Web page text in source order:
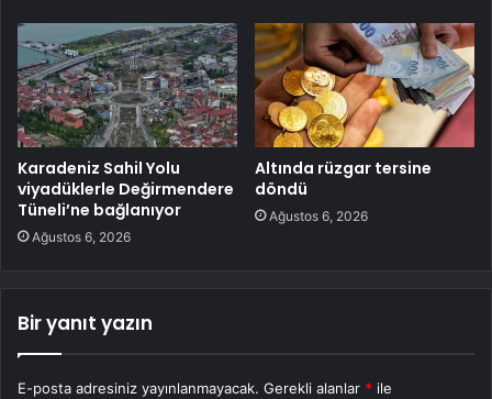
Karadeniz Sahil Yolu
viyadüklerle Değirmendere
Tüneli’ne bağlanıyor
Ağustos 6, 2026
Altında rüzgar tersine
döndü
Ağustos 6, 2026
Bir yanıt yazın
E-posta adresiniz yayınlanmayacak. Gerekli alanlar * ile